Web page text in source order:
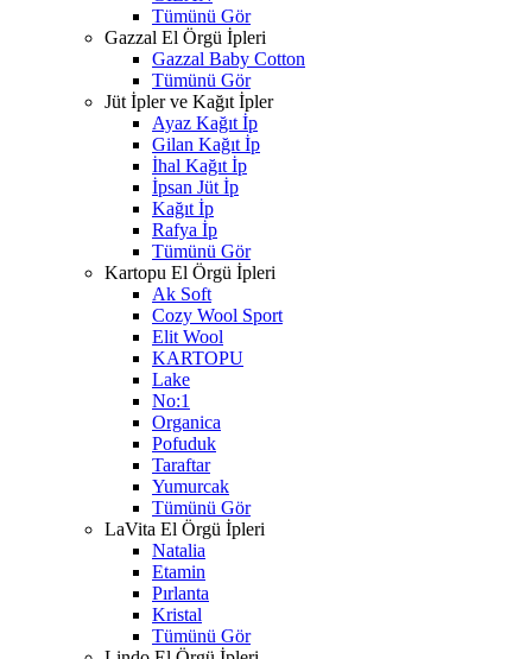
Tümünü Gör
Gazzal El Örgü İpleri
Gazzal Baby Cotton
Tümünü Gör
Jüt İpler ve Kağıt İpler
Ayaz Kağıt İp
Gilan Kağıt İp
İhal Kağıt İp
İpsan Jüt İp
Kağıt İp
Rafya İp
Tümünü Gör
Kartopu El Örgü İpleri
Ak Soft
Cozy Wool Sport
Elit Wool
KARTOPU
Lake
No:1
Organica
Pofuduk
Taraftar
Yumurcak
Tümünü Gör
LaVita El Örgü İpleri
Natalia
Etamin
Pırlanta
Kristal
Tümünü Gör